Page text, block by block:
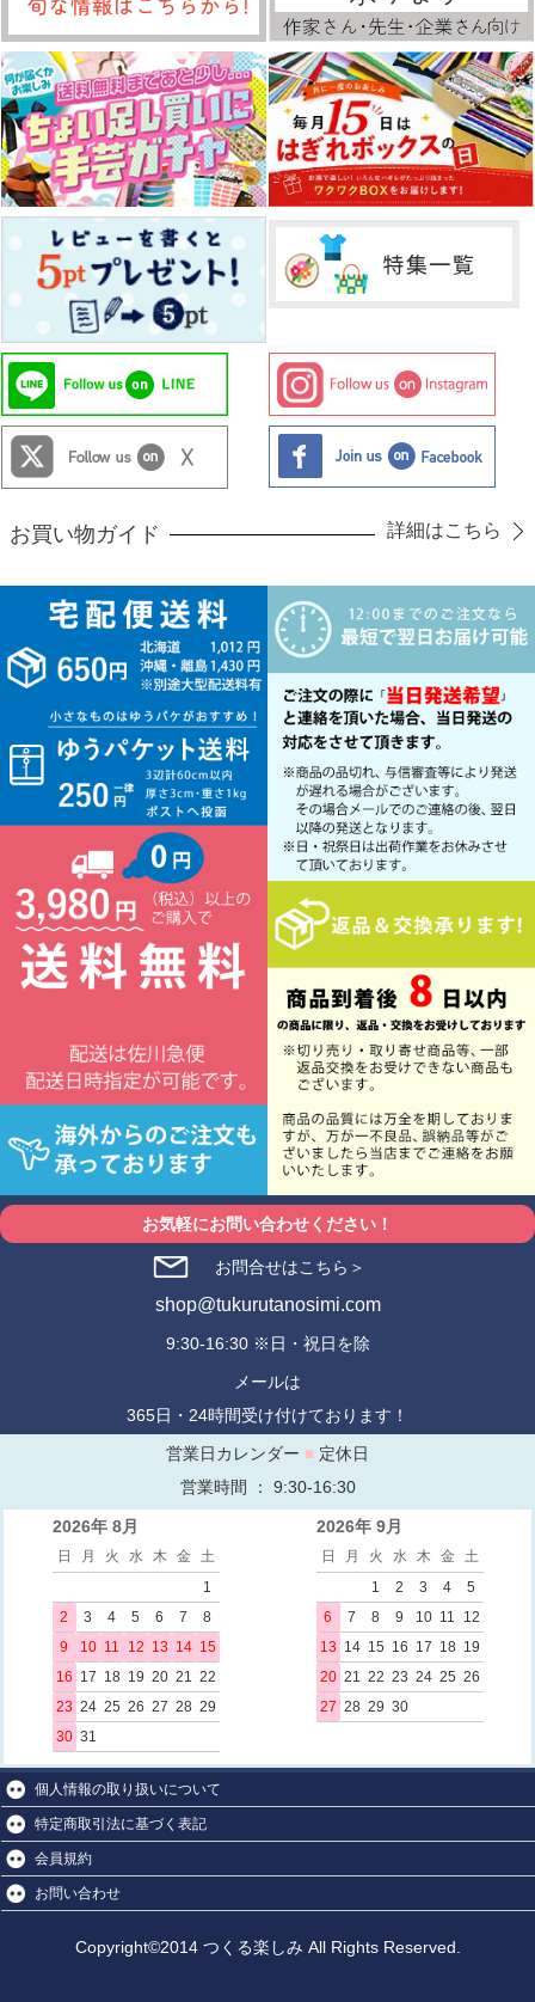
お買い物ガイド 詳細はこちら
お気軽にお問い合わせください！
お問合せはこちら＞
shop@tukurutanosimi.com
9:30-16:30 ※日・祝日を除
メールは
365日・24時間受け付けております！
営業日カレンダー ■ 定休日
営業時間 ： 9:30-16:30
2026年 8月
日 月 火 水 木 金
土
1
2
3 4 5 6 7
8
9
10 11 12 13 14 15
16 17 18 19 20 21
22
23 24 25 26 27 28 29
30 31
2026年 9月
日 月 火 水 木 金
土
1
2 3 4
5
6
7 8 9 10 11
12
13 14 15 16 17 18 19
20 21 22 23 24 25 26
27 28 29 30
個人情報の取り扱いについて
特定商取引法に基づく表記
会員規約
お問い合わせ
Copyright©2014 つくる楽しみ All Rights Reserved.